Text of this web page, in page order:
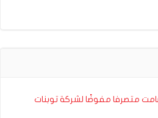
متصرفا مفوضًا لشركة توبنات